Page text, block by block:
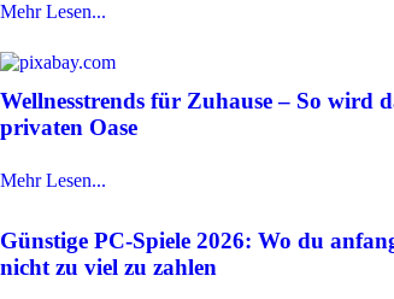
Mehr Lesen...
Wellnesstrends für Zuhause – So wird
privaten Oase
Mehr Lesen...
Günstige PC-Spiele 2026: Wo du
nicht zu viel zu zahlen